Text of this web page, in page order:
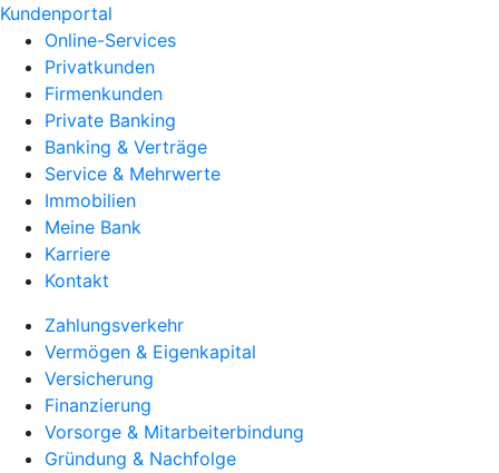
Kundenportal
Online-Services
Privatkunden
Firmenkunden
Private Banking
Banking & Verträge
Service & Mehrwerte
Immobilien
Meine Bank
Karriere
Kontakt
Zahlungsverkehr
Vermögen & Eigenkapital
Versicherung
Finanzierung
Vorsorge & Mitarbeiterbindung
Gründung & Nachfolge